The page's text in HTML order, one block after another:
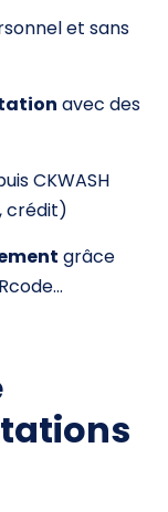
et sans
avec des
CKWASH
crédit)
grâce